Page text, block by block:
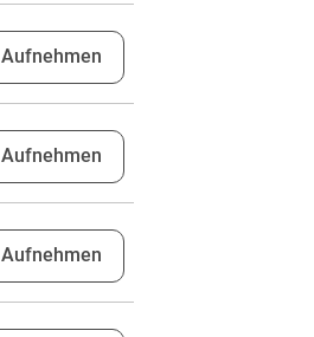
Aufnehmen
Aufnehmen
Aufnehmen